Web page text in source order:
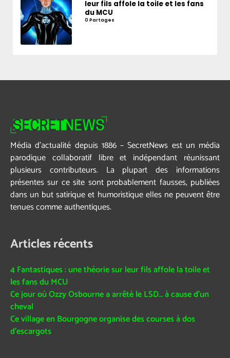
leur fils affole la toile et les fans
du MCU
0 Partages
Média d’actualité depuis 1886 – SecretNews est un média
parodique collaboratif libre et indépendant réunissant
plusieurs contributeurs. La plupart des informations
présentes sur ce site sont probablement fausses, publiées
dans un but satirique et humoristique elles ne peuvent être
tenues comme authentiques.
Articles récents
4 Fantastiques : une théorie sur leur fils affole la toile et
les fans du MCU
Ce jour où Ozzy Osbourne a arrêté le LSD… à cause d’un
cheval
Ce village en Bourgogne organise des courses à dos
d’escargots